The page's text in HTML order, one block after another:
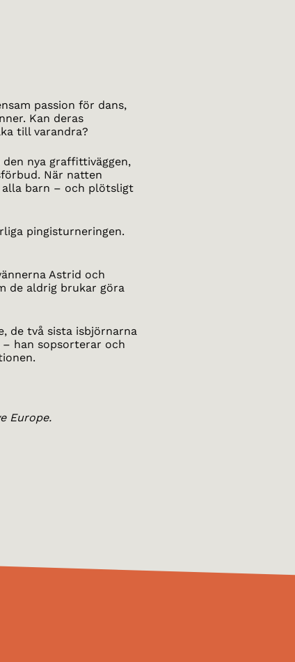
passion för dans,
Kan deras
till varandra?
nya graffittiväggen,
När natten
barn – och plötsligt
pingisturneringen.
Astrid och
de aldrig brukar göra
de två sista isbjörnarna
han sopsorterar och
Europe.